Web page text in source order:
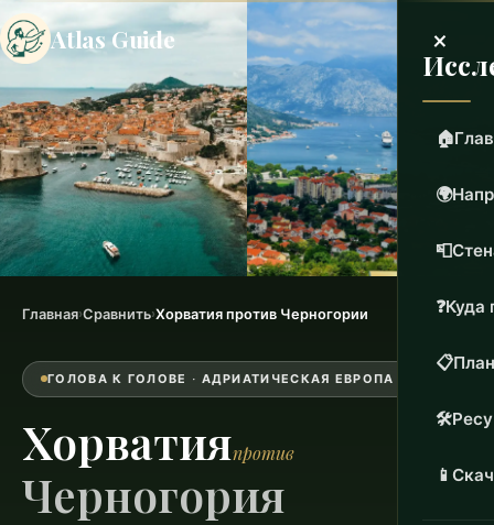
Atlas Guide ×
🏠
🌍
📮
❓Куда
📋
🛠️
📱
Главная›Сравнить›Хорватия против Черногории
ГОЛОВА К ГОЛОВЕ · АДРИАТИЧЕСКАЯ ЕВРОПА
Хорватияпротив
Черногория